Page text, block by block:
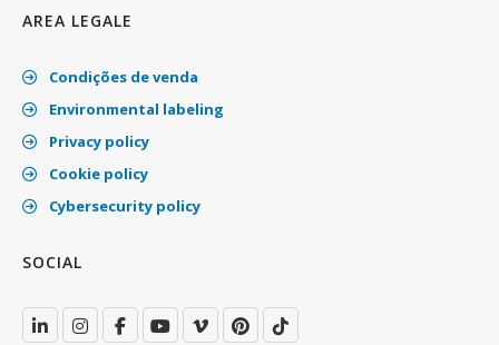
AREA LEGALE
Condições de venda
Environmental labeling
Privacy policy
Cookie policy
Cybersecurity policy
SOCIAL